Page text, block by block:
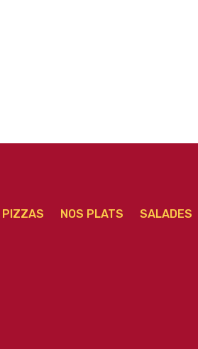
PIZZAS NOS PLATS SALADES